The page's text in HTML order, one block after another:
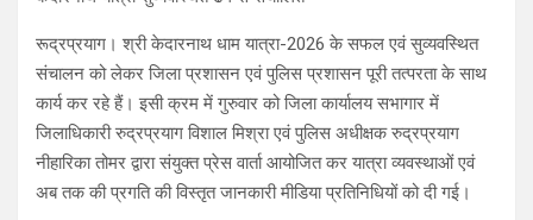
रूद्रप्रयाग। श्री केदारनाथ धाम यात्रा-2026 के सफल एवं सुव्यवस्थित
संचालन को लेकर जिला प्रशासन एवं पुलिस प्रशासन पूरी तत्परता के साथ
कार्य कर रहे हैं। इसी क्रम में गुरुवार को जिला कार्यालय सभागार में
जिलाधिकारी रुद्रप्रयाग विशाल मिश्रा एवं पुलिस अधीक्षक रुद्रप्रयाग
नीहारिका तोमर द्वारा संयुक्त प्रेस वार्ता आयोजित कर यात्रा व्यवस्थाओं एवं
अब तक की प्रगति की विस्तृत जानकारी मीडिया प्रतिनिधियों को दी गई।